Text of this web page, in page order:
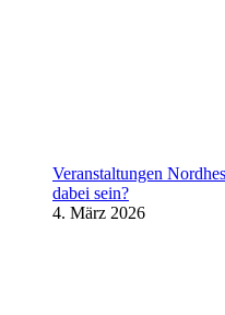
Veranstaltungen
dabei sein?
4. März 2026